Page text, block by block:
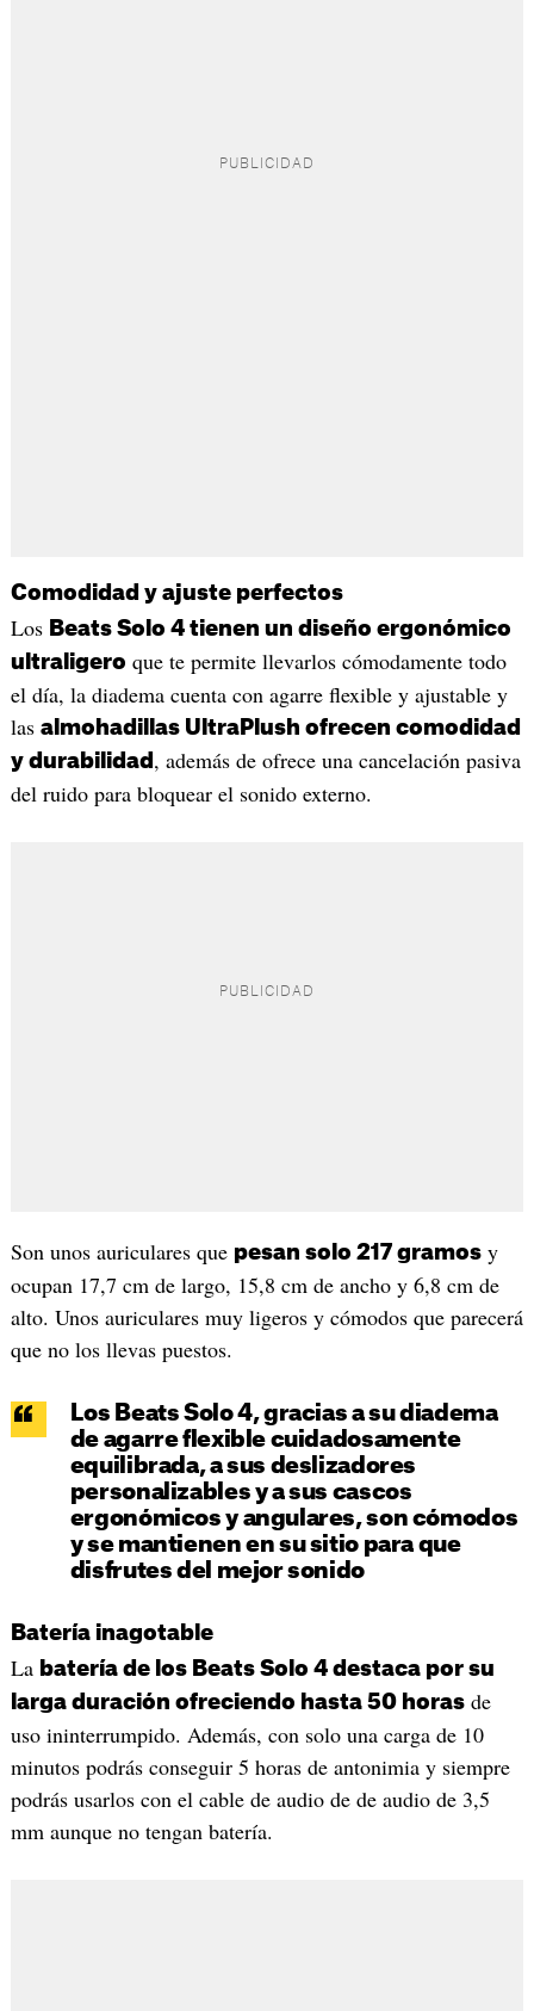
Comodidad y ajuste perfectos
Los Beats Solo 4 tienen un diseño ergonómico
ultraligero que te permite llevarlos cómodamente todo
el día, la diadema cuenta con agarre flexible y ajustable y
las almohadillas UltraPlush ofrecen comodidad
y durabilidad , además de ofrece una cancelación pasiva
del ruido para bloquear el sonido externo.
Son unos auriculares que pesan solo 217 gramosy
ocupan 17,7 cm de largo, 15,8 cm de ancho y 6,8 cm de
alto. Unos auriculares muy ligeros y cómodos que parecerá
que no los llevas puestos.
Los Beats Solo 4, gracias a su diadema
de agarre flexible cuidadosamente
equilibrada, a sus deslizadores
personalizables y a sus cascos
ergonómicos y angulares, son cómodos
y se mantienen en su sitio para que
disfrutes del mejor sonido
Batería inagotable
La batería de los Beats Solo 4 destaca por su
larga duración ofreciendo hasta 50 horasde
uso ininterrumpido. Además, con solo una carga de 10
minutos podrás conseguir 5 horas de antonimia y siempre
podrás usarlos con el cable de audio de de audio de 3,5
mm aunque no tengan batería.